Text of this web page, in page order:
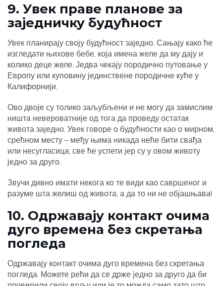
9. Увек праве планове за
заједничку будућност
Увек планирају своју будућност заједно. Сањају како ће
изгледати њихове бебе, која имена желе да му дају и
колико деце желе. Једва чекају породично путовање у
Европу или куповину јединствене породичне куће у
Калифорнији.
Ово двоје су толико заљубљени и не могу да замислим
ништа невероватније од тога да проведу остатак
живота заједно. Увек говоре о будућности као о мирном,
срећном месту – међу њима никада неће бити свађа
или несугласица; све ће успети јер су у овом животу
једно за друго.
Звучи дивно имати некога ко те види као савршеног и
разуме шта желиш од живота, а да то ни не објашњава!
10. Одржавају контакт очима
дуго времена без скретања
погледа
Одржавају контакт очима дуго времена без скретања
погледа. Можете рећи да се држе једно за друго да би